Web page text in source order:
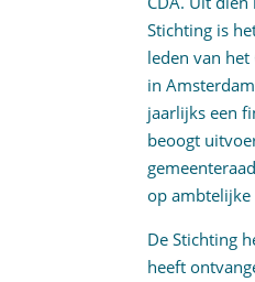
Stichting is
leden van
in
jaarlijks een
beoogt
op
De Stichting
heeft